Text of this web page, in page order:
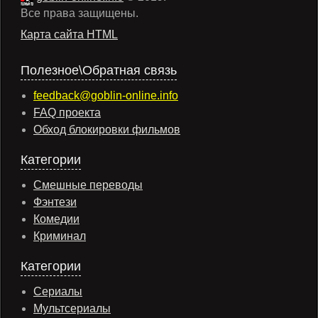
Все права защищены.
Карта сайта HTML
Полезное\Обратная связь
feedback@goblin-online.info
FAQ проекта
Обход блокировки фильмов
Категории
Смешные переводы
Фэнтези
Комедии
Криминал
Категории
Сериалы
Мультсериалы